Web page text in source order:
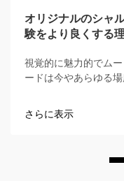
オリジナルのシャ
験をより良くする
視覚的に魅力的でム
ードは今やあらゆる
ナックを広げること
ワ...
さらに表示